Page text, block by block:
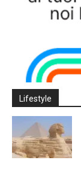
Lifestyle